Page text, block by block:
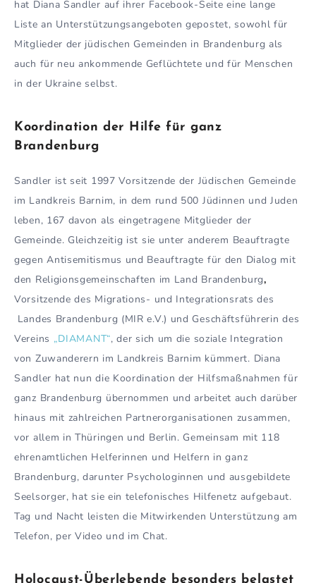
hat Diana Sandler auf ihrer Facebook-Seite eine lange
Liste an Unterstützungsangeboten gepostet, sowohl für
Mitglieder der jüdischen Gemeinden in Brandenburg als
auch für neu ankommende Geflüchtete und für Menschen
in der Ukraine selbst.
Koordination der Hilfe für ganz
Brandenburg
Sandler ist seit 1997 Vorsitzende der Jüdischen Gemeinde
im Landkreis Barnim, in dem rund 500 Jüdinnen und Juden
leben, 167 davon als eingetragene Mitglieder der
Gemeinde. Gleichzeitig ist sie unter anderem Beauftragte
gegen Antisemitismus und Beauftragte für den Dialog mit
den Religionsgemeinschaften im Land Brandenburg,
Vorsitzende des Migrations- und Integrationsrats des
Landes Brandenburg (MIR e.V.) und Geschäftsführerin des
Vereins „DIAMANT“, der sich um die soziale Integration
von Zuwanderern im Landkreis Barnim kümmert. Diana
Sandler hat nun die Koordination der Hilfsmaßnahmen für
ganz Brandenburg übernommen und arbeitet auch darüber
hinaus mit zahlreichen Partnerorganisationen zusammen,
vor allem in Thüringen und Berlin. Gemeinsam mit 118
ehrenamtlichen Helferinnen und Helfern in ganz
Brandenburg, darunter Psychologinnen und ausgebildete
Seelsorger, hat sie ein telefonisches Hilfenetz aufgebaut.
Tag und Nacht leisten die Mitwirkenden Unterstützung am
Telefon, per Video und im Chat.
Holocaust-Überlebende besonders belastet